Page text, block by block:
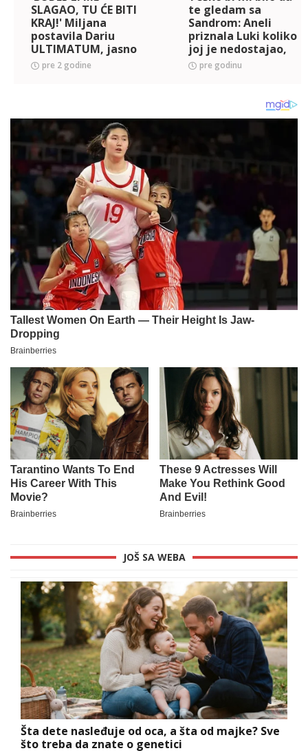
SLAGAO, TU ĆE BITI
KRAJ!' Miljana
postavila Dariu
ULTIMATUM, jasno
mu predočila
pravila u njihovoj
pre 2 godine
te gledam sa
Sandrom: Aneli
priznala Luki koliko
joj je nedostajao,
otkrila šta je koči
da se POMIRI sa
pre godinu
JOŠ SA WEBA
Šta dete nasleđuje od oca, a šta od majke? Sve
što treba da znate o genetici